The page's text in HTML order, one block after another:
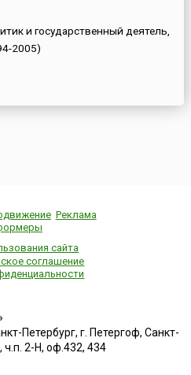
и государственный деятель,
2005)
Реклама
сайта
соглашение
Петербург, г. Петергоф, Санкт-
ч.п. 2-Н, оф.432, 434